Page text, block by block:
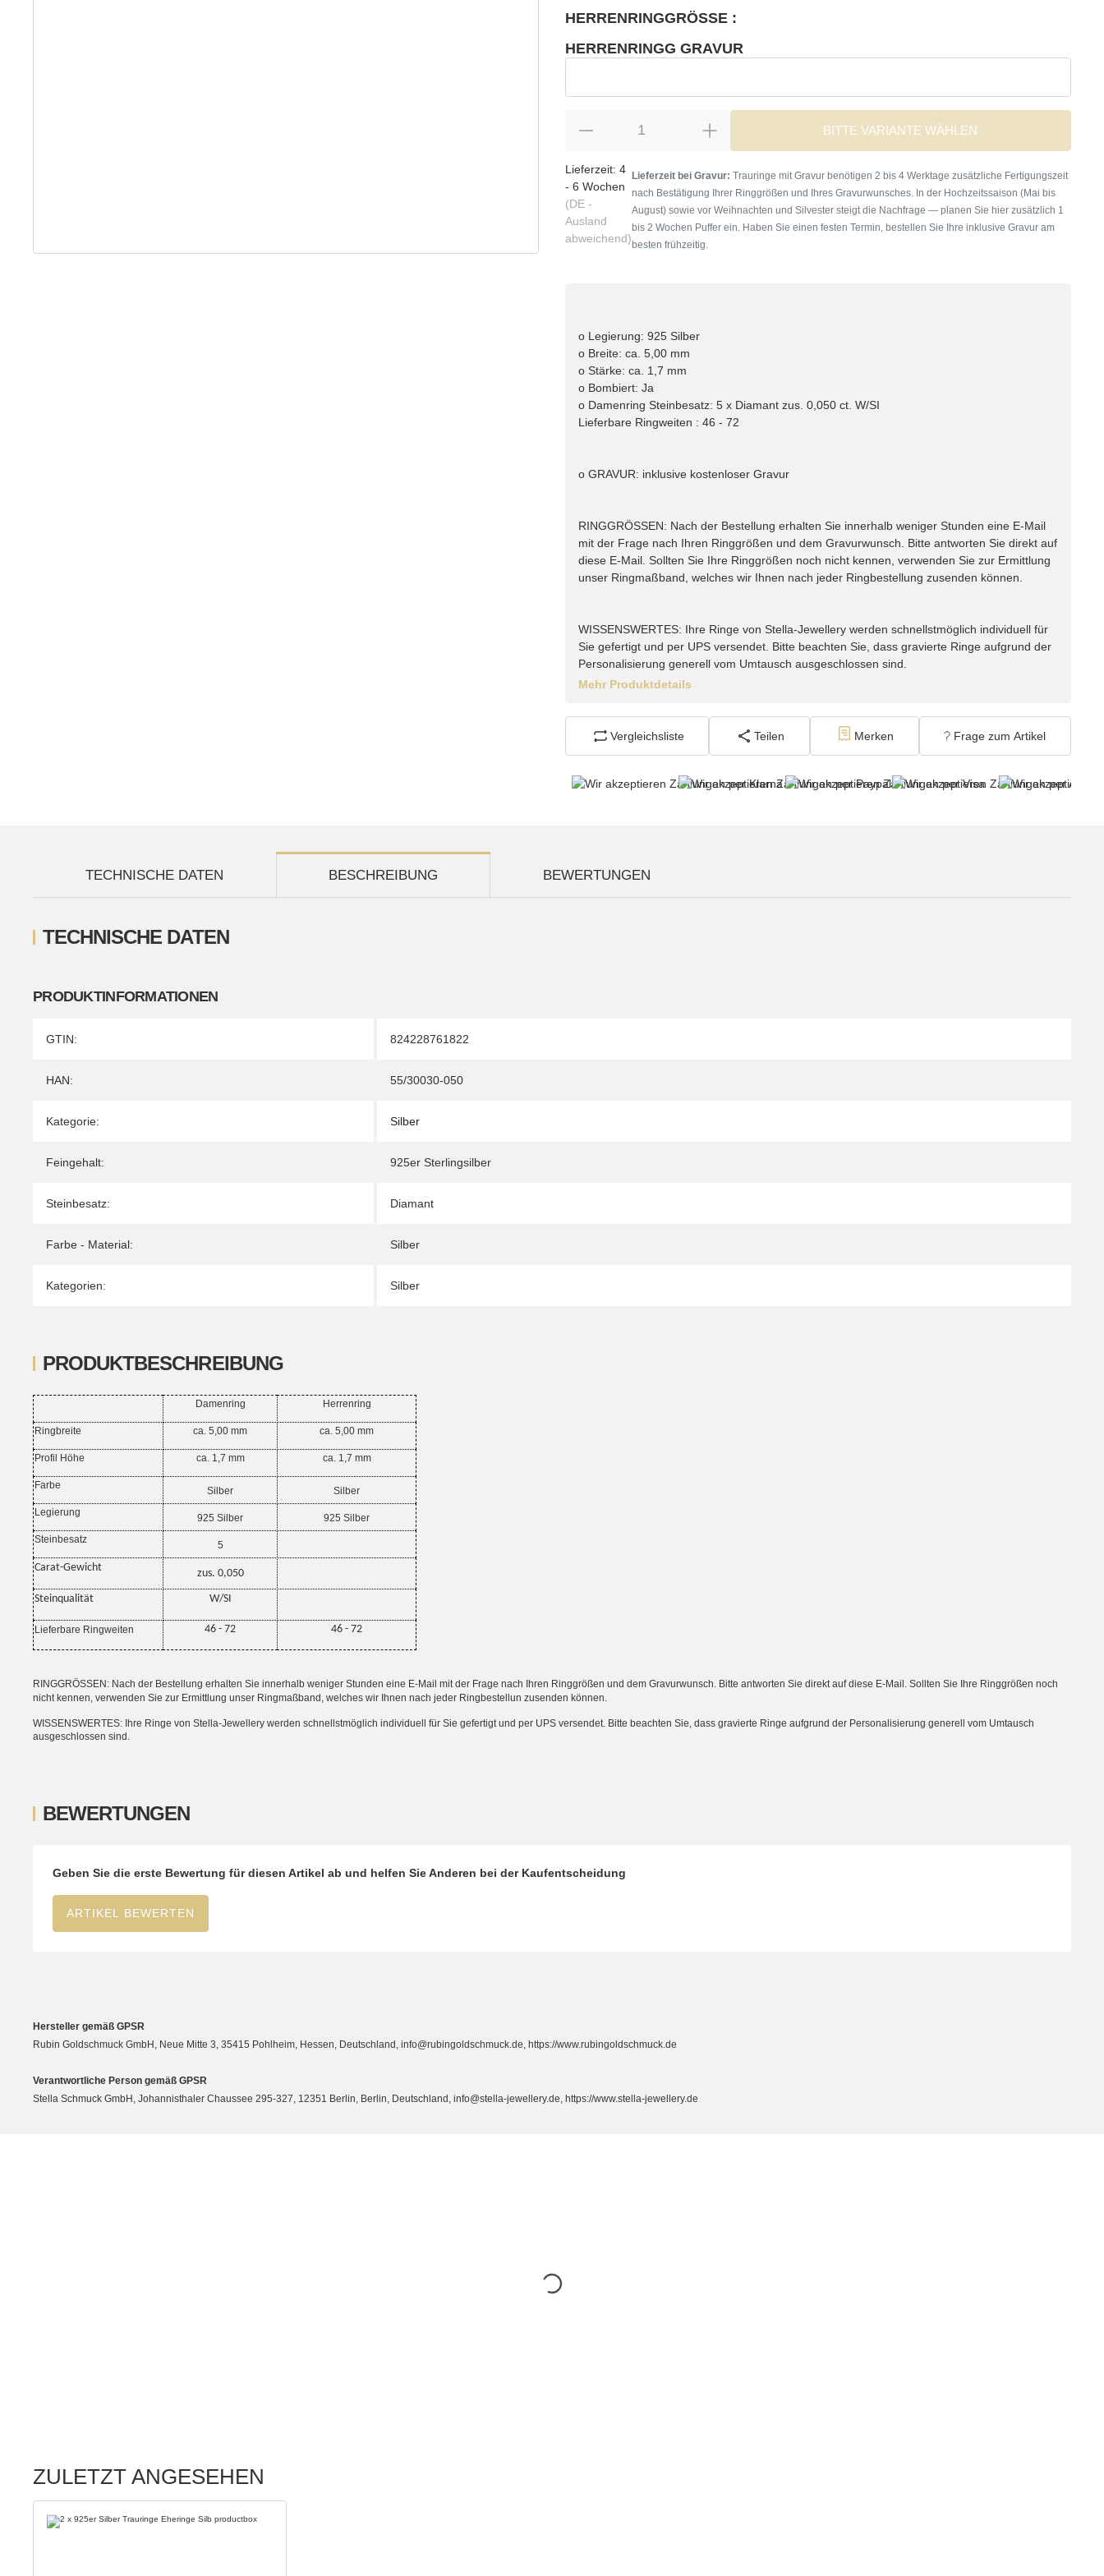
HERRENRINGGRÖSSE :
HERRENRINGG GRAVUR
BITTE VARIANTE WÄHLEN
Lieferzeit: 4
- 6 Wochen
(DE -
Ausland
abweichend)
Lieferzeit bei Gravur: Trauringe mit Gravur benötigen 2 bis 4 Werktage zusätzliche Fertigungszeit
nach Bestätigung Ihrer Ringgrößen und Ihres Gravurwunsches. In der Hochzeitssaison (Mai bis
August) sowie vor Weihnachten und Silvester steigt die Nachfrage — planen Sie hier zusätzlich 1
bis 2 Wochen Puffer ein. Haben Sie einen festen Termin, bestellen Sie Ihre inklusive Gravur am
besten frühzeitig.
o Legierung: 925 Silber
o Breite: ca. 5,00 mm
o Stärke: ca. 1,7 mm
o Bombiert: Ja
o Damenring Steinbesatz: 5 x Diamant zus. 0,050 ct. W/SI
Lieferbare Ringweiten : 46 - 72
o GRAVUR: inklusive kostenloser Gravur
RINGGRÖSSEN: Nach der Bestellung erhalten Sie innerhalb weniger Stunden eine E-Mail
mit der Frage nach Ihren Ringgrößen und dem Gravurwunsch. Bitte antworten Sie direkt auf
diese E-Mail. Sollten Sie Ihre Ringgrößen noch nicht kennen, verwenden Sie zur Ermittlung
unser Ringmaßband, welches wir Ihnen nach jeder Ringbestellung zusenden können.
WISSENSWERTES: Ihre Ringe von Stella-Jewellery werden schnellstmöglich individuell für
Sie gefertigt und per UPS versendet. Bitte beachten Sie, dass gravierte Ringe aufgrund der
Personalisierung generell vom Umtausch ausgeschlossen sind.
Mehr Produktdetails
Vergleichsliste Teilen Merken Frage zum Artikel
TECHNISCHE DATEN BESCHREIBUNG BEWERTUNGEN
TECHNISCHE DATEN
PRODUKTINFORMATIONEN
Produkteigenschaft
Wert
GTIN: 824228761822
HAN: 55/30030-050
Kategorie: Silber
Feingehalt: 925er Sterlingsilber
Steinbesatz: Diamant
Farbe - Material: Silber
Kategorien: Silber
PRODUKTBESCHREIBUNG
Damenring Herrenring
Ringbreite ca. 5,00 mm ca. 5,00 mm
Profil Höhe ca. 1,7 mm ca. 1,7 mm
Farbe Silber
Silber
Legierung
925 Silber
925 Silber
Steinbesatz
5
Carat-Gewicht zus. 0,050
Steinqualität W/SI
Lieferbare Ringweiten 46 - 72 46 - 72
RINGGRÖSSEN: Nach der Bestellung erhalten Sie innerhalb weniger Stunden eine E-Mail mit der Frage nach Ihren Ringgrößen und dem Gravurwunsch. Bitte antworten Sie direkt auf diese E-Mail. Sollten Sie Ihre Ringgrößen noch
nicht kennen, verwenden Sie zur Ermittlung unser Ringmaßband, welches wir Ihnen nach jeder Ringbestellun zusenden können.
WISSENSWERTES: Ihre Ringe von Stella-Jewellery werden schnellstmöglich individuell für Sie gefertigt und per UPS versendet. Bitte beachten Sie, dass gravierte Ringe aufgrund der Personalisierung generell vom Umtausch
ausgeschlossen sind.
BEWERTUNGEN
Geben Sie die erste Bewertung für diesen Artikel ab und helfen Sie Anderen bei der Kaufentscheidung
ARTIKEL BEWERTEN
Hersteller gemäß GPSR
Rubin Goldschmuck GmbH, Neue Mitte 3, 35415 Pohlheim, Hessen, Deutschland, info@rubingoldschmuck.de, https://www.rubingoldschmuck.de
Verantwortliche Person gemäß GPSR
Stella Schmuck GmbH, Johannisthaler Chaussee 295-327, 12351 Berlin, Berlin, Deutschland, info@stella-jewellery.de, https://www.stella-jewellery.de
ZULETZT ANGESEHEN